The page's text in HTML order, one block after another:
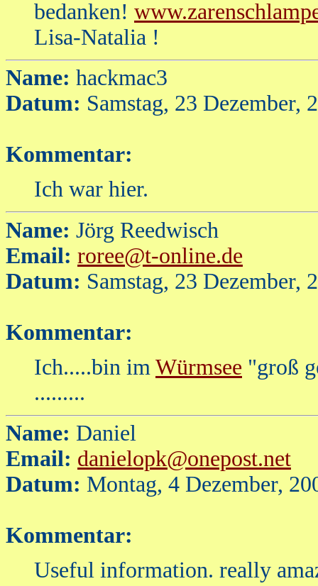
bedanken!
Lisa-Natalia !
Name: hackmac3
Datum: Samstag, 23 Dezember,
Kommentar:
Ich war hier.
Name: Jörg Reedwisch
Email: roree@t-online.de
Datum: Samstag, 23 Dezember,
Kommentar:
Ich.....bin im Würmsee "groß
.........
Name: Daniel
Email: danielopk@onepost.net
Datum: Montag, 4 Dezember,
Kommentar:
Useful information. really